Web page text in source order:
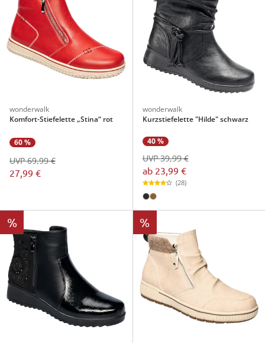
wonderwalk
Komfort-Stiefelette „Stina“ rot
60 %
27,99 €
UVP 69,99 €
wonderwalk
Kurzstiefelette "Hilde" schwarz
40 %
ab 23,99 €
UVP 39,99 €
(28)
% %